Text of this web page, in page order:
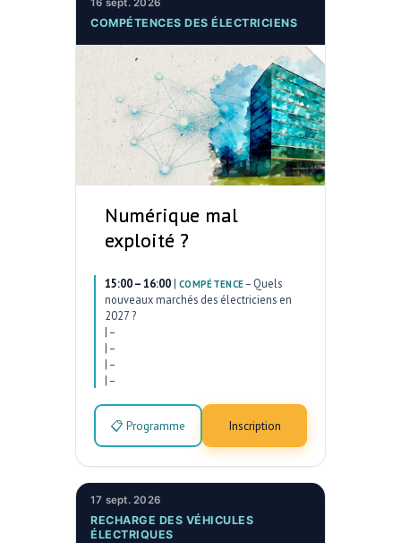
COMPÉTENCES DES ÉLECTRICIENS
Numérique mal
exploité ?
15:00 – 16:00 | COMPÉTENCE – Quels
nouveaux marchés des électriciens en
2027 ?
| –
| –
| –
| –
📋 Programme Inscription
17 sept. 2026
RECHARGE DES VÉHICULES
ÉLECTRIQUES